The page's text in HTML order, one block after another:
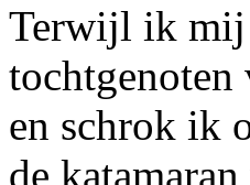
Terwijl ik mij
tochtgenoten
en schrok ik
de